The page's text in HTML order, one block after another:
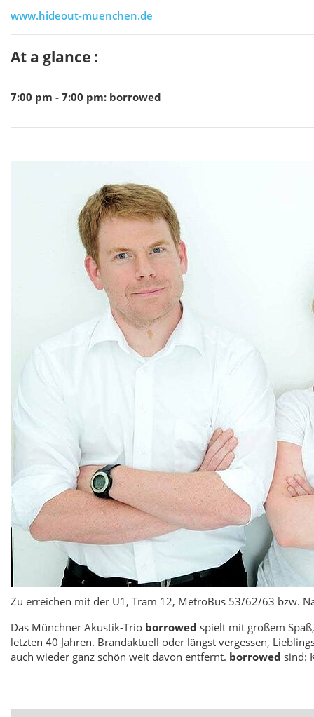
www.hideout-muenchen.de
At a glance :
7:00 pm - 7:00 pm: borrowed
Zu erreichen mit der U1, Tram 12, MetroBus 53/62/63 bzw.
Das Münchner Akustik-Trio borrowed spielt mit großem
letzten 40 Jahren. Brandaktuell oder längst vergessen,
auch wieder ganz schön weit davon entfernt. borrowed sind: